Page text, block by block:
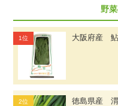
野
大阪府産 鮎
徳島県産 渭